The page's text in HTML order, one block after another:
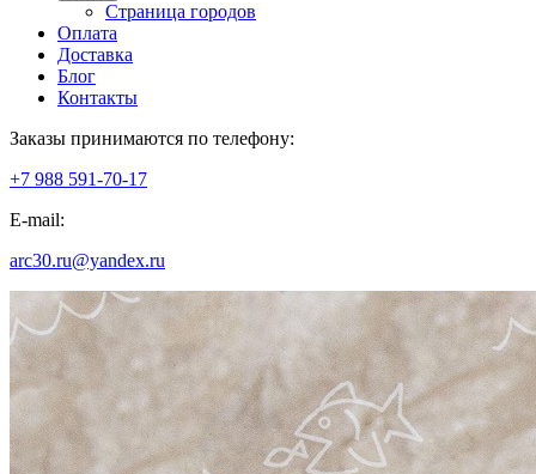
Страница городов
Оплата
Доставка
Блог
Контакты
Заказы принимаются по телефону:
+7 988 591-70-17
E-mail:
arc30.ru@yandex.ru